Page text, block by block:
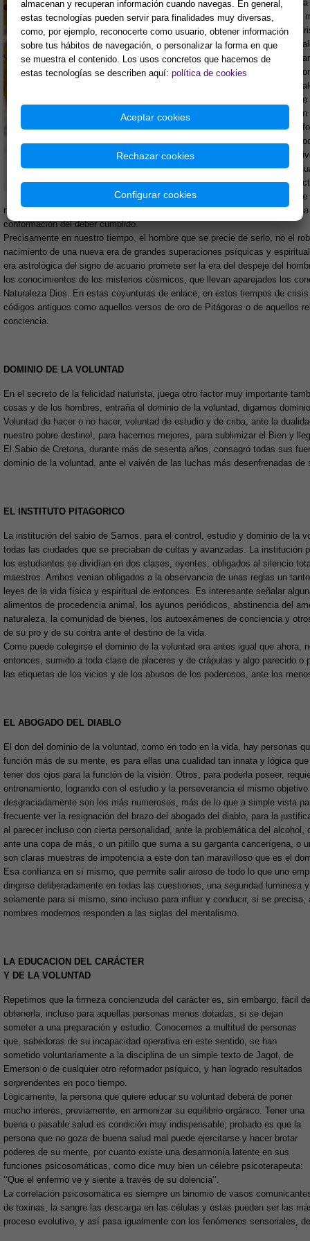
ti
nuestros hermanos y ante la evolución de la humanidad, entonces se
conformación del deber cumplido.
Precisamente en nuestro tiempo, el hombre que se precie de serlo, no el
nacimiento de una nueva era de grandes superaciones psíquicas y
era astrológica del signo de acuario promete ser la era del despeje del
los conocimientos de los misterios cósmicos, que llevan aparejados los
Naturaleza Dios. En estas coyunturas de enlace, en estos tiempos de
códigos antiguos como aquellos versos de oro de Pitágoras o de aquellos
conciencia.
DOMINIO DE LA VOLUNTAD
En el secreto de la felicidad naturista, juega otro factor muy importante
cosas y de los hombres, entraña el dominio de la voluntad, digamos
Voluntad de hacer o no hacer, voluntad de estudio y de criba, ante la
nuestro pobre destino!, para hacernos mejores, para sublimizar el Bien y
El Sabio de Cretona, durante más de sesenta años, consagró todas sus
dominio de la voluntad, ante el vaivén de las luchas más desenfrenadas de
EL INSTITUTO PITAGORICO
La institución del sabio de Samos, para el control, estudio y dominio de la
todas las ciudades que se preciaban de cultas y avanzadas. La institución
los estudiantes se dividían en dos clases, oyentes, obligados al silencio
maestros. Ambos venían obligados a la observancia de unas reglas un
leyes de la vida física y espiritual de entonces. Es interesante señalar
alimentos de procedencia animal, los ayunos periódicos, abstinencia del
naturaleza, la comunidad de bienes, los autoexámenes de conciencia y
de su pro y de su contra ante el destino de la vida.
Como puede colegirse el dominio de la voluntad era antes igual que
entonces, sumido a toda clase de placeres y de crápulas y algo parecido
las etiquetas de los vicios y de los abusos de los poderosos, ante los
EL ABOGADO DEL DIABLO
El don del dominio de la voluntad, como en todo en la vida, hay personas
función más de su mente, es para ellas una cualidad tan innata y lógica
tener dos ojos para la función de la visión. Otros, para poderla poseer,
entrenamiento, logrando con el estudio y la perseverancia el mismo
desgraciadamente son los más numerosos, más de lo que a simple vista
frecuente ver la resignación del brazo del abogado del diablo, para la
al parecer incluso con cierta personalidad, ante la problemática del
ante una copa de más, o un pitillo que suma a su garganta cancerígena,
son claras muestras de impotencia a este don tan maravilloso que es el
Esa confianza en sí mismo, que permite salir airoso de todo lo que uno
dirigirse deliberadamente en todas las cuestiones, una seguridad
solamente para sí mismo, sino incluso para influir y conducir, si se
nombres modernos responden a las siglas del mentalismo.
LA EDUCACION DEL CARÁCTER
Y DE LA VOLUNTAD
Repetimos que la firmeza concienzuda del carácter es, sin embargo, fácil de
obtenerla, incluso para aquellas personas menos dotadas, si se dejan
someter a una preparación y estudio. Conocemos a multitud de personas
que, sabedoras de su incapacidad operativa en este sentido, se han
sometido voluntariamente a la disciplina de un simple texto de Jagot, de
Emerson o de cualquier otro reformador psíquico, y han logrado resultados
sorprendentes en poco tiempo.
Lógicamente, la persona que quiere educar su voluntad deberá de poner
mucho interés, previamente, en armonizar su equilibrio orgánico. Tener una
buena o pasable salud es condición muy indispensable; probado es que la
persona que no goza de buena salud mal puede ejercitarse y hacer brotar
poderes de su mente, por cuanto existe una desarmonía latente en sus
funciones psicosomáticas, como dice muy bien un célebre psicoterapeuta:
‘‘Que el enfermo ve y siente a través de su dolencia’’.
La correlación psicosomática es siempre un binomio de vasos
de toxinas, la sangre las descarga en las células y éstas pueden ser las
proceso evolutivo, y así pasa igualmente con los fenómenos sensoriales,
almacenan y recuperan información cuando navegas. En general,
estas tecnologías pueden servir para finalidades muy diversas,
como, por ejemplo, reconocerte como usuario, obtener información
sobre tus hábitos de navegación, o personalizar la forma en que
se muestra el contenido. Los usos concretos que hacemos de
estas tecnologías se describen aquí: política de cookies
Aceptar cookies
Rechazar cookies
Configurar cookies